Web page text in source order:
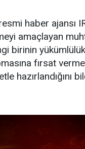
haber ajansı
amaçlayan
birinin
fırsat
hazırlandığını